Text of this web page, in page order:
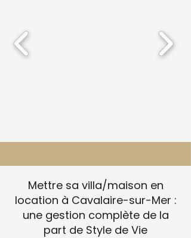
Mettre sa villa/maison en
location à Cavalaire-sur-Mer :
une gestion complète de la
part de Style de Vie